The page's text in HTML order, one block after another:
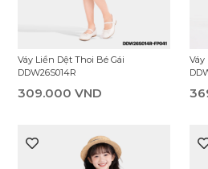
Váy Liền Dệt Thoi Bé Gái
DDW26S014R
309.000 VND
Váy